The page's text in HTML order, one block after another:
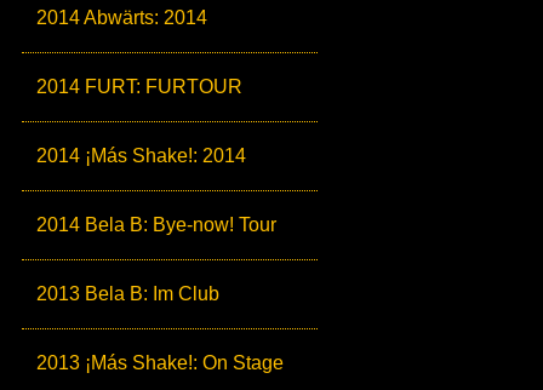
2014 Abwärts: 2014
2014 FURT: FURTOUR
2014 ¡Más Shake!: 2014
2014 Bela B: Bye-now! Tour
2013 Bela B: Im Club
2013 ¡Más Shake!: On Stage